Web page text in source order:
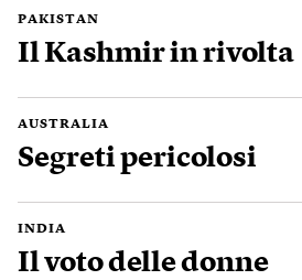
PAKISTAN
Il Kashmir in rivolta
AUSTRALIA
Segreti pericolosi
INDIA
Il voto delle donne